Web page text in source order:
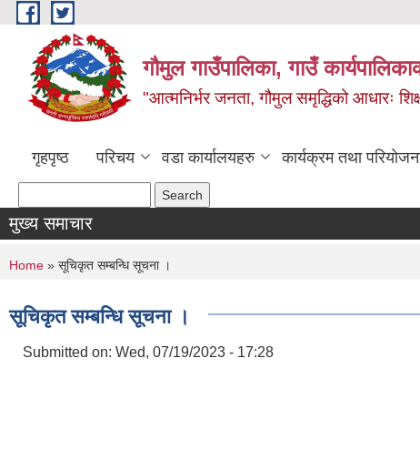
Skip to main content
गौमुल गाउँपालिका, गाउँ
"आत्मनिर्भर जनता, गौमुल समृद्धिको आधारः
गृहपृष्ठ परिचय वडा कार्यालयहरु कार्यक्रम तथा
मुख्य समाचार
You are here
Home » सूचिकृत सम्बन्धि सूचना ।
सूचिकृत सम्बन्धि सूचना ।
Submitted on: Wed, 07/19/2023 - 17:28